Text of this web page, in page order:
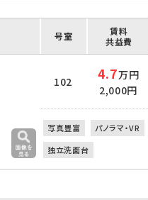
号室
賃料
共益費
102 4.7万円
2,000円
写真豊富 パノラマ・VR
独立洗面台